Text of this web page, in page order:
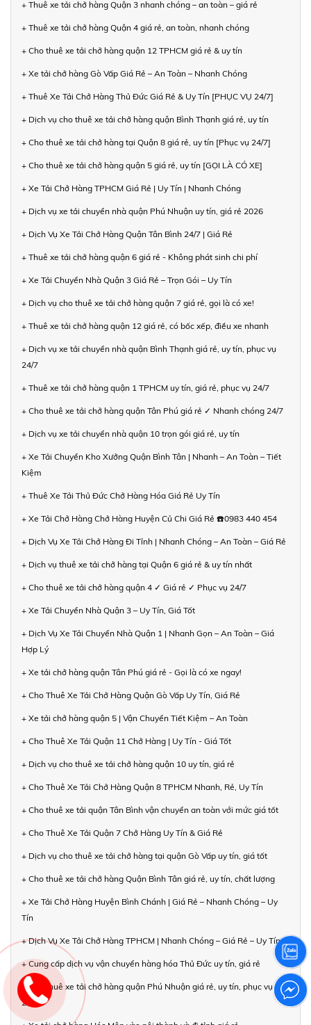
+ Thuê xe tải chở hàng Quận 3 nhanh chóng – an toàn – giá rẻ
+ Thuê xe tải chở hàng Quận 4 giá rẻ, an toàn, nhanh chóng
+ Cho thuê xe tải chở hàng quận 12 TPHCM giá rẻ & uy tín
+ Xe tải chở hàng Gò Vấp Giá Rẻ – An Toàn – Nhanh Chóng
+ Thuê Xe Tải Chở Hàng Thủ Đức Giá Rẻ & Uy Tín [PHỤC VỤ 24/7]
+ Dịch vụ cho thuê xe tải chở hàng quận Bình Thạnh giá rẻ, uy tín
+ Cho thuê xe tải chở hàng tại Quận 8 giá rẻ, uy tín [Phục vụ 24/7]
+ Cho thuê xe tải chở hàng quận 5 giá rẻ, uy tín [GỌI LÀ CÓ XE]
+ Xe Tải Chở Hàng TPHCM Giá Rẻ | Uy Tín | Nhanh Chóng
+ Dịch vụ xe tải chuyển nhà quận Phú Nhuận uy tín, giá rẻ 2026
+ Dịch Vụ Xe Tải Chở Hàng Quận Tân Bình 24/7 | Giá Rẻ
+ Thuê xe tải chở hàng quận 6 giá rẻ - Không phát sinh chi phí
+ Xe Tải Chuyển Nhà Quận 3 Giá Rẻ – Trọn Gói – Uy Tín
+ Dịch vụ cho thuê xe tải chở hàng quận 7 giá rẻ, gọi là có xe!
+ Thuê xe tải chở hàng quận 12 giá rẻ, có bốc xếp, điều xe nhanh
+ Dịch vụ xe tải chuyển nhà quận Bình Thạnh giá rẻ, uy tín, phục vụ
24/7
+ Thuê xe tải chở hàng quận 1 TPHCM uy tín, giá rẻ, phục vụ 24/7
+ Cho thuê xe tải chở hàng quận Tân Phú giá rẻ ✓ Nhanh chóng 24/7
+ Dịch vụ xe tải chuyển nhà quận 10 trọn gói giá rẻ, uy tín
+ Xe Tải Chuyển Kho Xưởng Quận Bình Tân | Nhanh – An Toàn – Tiết
Kiệm
+ Thuê Xe Tải Thủ Đức Chở Hàng Hóa Giá Rẻ Uy Tín
+ Xe Tải Chở Hàng Chở Hàng Huyện Củ Chi Giá Rẻ ☎️0983 440 454
+ Dịch Vụ Xe Tải Chở Hàng Đi Tỉnh | Nhanh Chóng – An Toàn – Giá Rẻ
+ Dịch vụ thuê xe tải chở hàng tại Quận 6 giá rẻ & uy tín nhất
+ Cho thuê xe tải chở hàng quận 4 ✓ Giá rẻ ✓ Phục vụ 24/7
+ Xe Tải Chuyển Nhà Quận 3 – Uy Tín, Giá Tốt
+ Dịch Vụ Xe Tải Chuyển Nhà Quận 1 | Nhanh Gọn – An Toàn – Giá
Hợp Lý
+ Xe tải chở hàng quận Tân Phú giá rẻ - Gọi là có xe ngay!
+ Cho Thuê Xe Tải Chở Hàng Quận Gò Vấp Uy Tín, Giá Rẻ
+ Xe tải chở hàng quận 5 | Vận Chuyển Tiết Kiệm – An Toàn
+ Cho Thuê Xe Tải Quận 11 Chở Hàng | Uy Tín - Giá Tốt
+ Dịch vụ cho thuê xe tải chở hàng quận 10 uy tín, giá rẻ
+ Cho Thuê Xe Tải Chở Hàng Quận 8 TPHCM Nhanh, Rẻ, Uy Tín
+ Cho thuê xe tải quận Tân Bình vận chuyển an toàn với mức giá tốt
+ Cho Thuê Xe Tải Quận 7 Chở Hàng Uy Tín & Giá Rẻ
+ Dịch vụ cho thuê xe tải chở hàng tại quận Gò Vấp uy tín, giá tốt
+ Cho thuê xe tải chở hàng Quận Bình Tân giá rẻ, uy tín, chất lượng
+ Xe Tải Chở Hàng Huyện Bình Chánh | Giá Rẻ – Nhanh Chóng – Uy
Tín
+ Dịch Vụ Xe Tải Chở Hàng TPHCM | Nhanh Chóng – Giá Rẻ – Uy Tín
+ Cung cấp dịch vụ vận chuyển hàng hóa Thủ Đức uy tín, giá rẻ
+ Cho thuê xe tải chở hàng quận Phú Nhuận giá rẻ, uy tín, phục vụ
24/7